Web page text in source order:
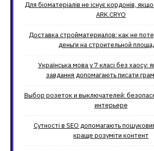
Для біоматеріалів не існує кордонів,
ARK.CRYO
Доставка стройматериалов: как не
деньги на строительной
Українська мова у 7 класі без хаосу:
завдання допомагають писати
Выбор розеток и выключателей:
интерьере
Сутності в SEO допомагають
краще розуміти контент